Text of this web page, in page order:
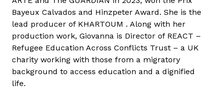
o
m
m
a
l
k
a
Bayeux Calvados and Hinzpeter Award. She is the
lead producer of KHARTOUM . Along with her
production work, Giovanna is Director of REACT –
Refugee Education Across Conflicts Trust – a UK
charity working with those from a migratory
background to access education and a dignified
life.